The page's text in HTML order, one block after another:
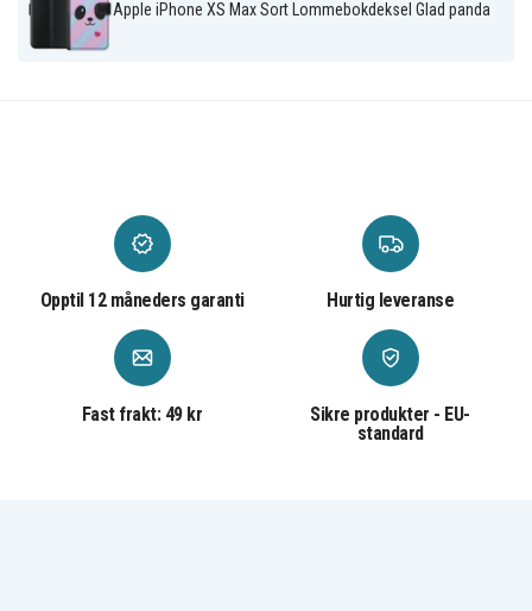
Materiale Kunstlær
Apple iPhone XS Max Sort Lommebokdeksel Glad panda
Opptil 12 måneders garanti Hurtig leveranse
Fast frakt: 49 kr
Sikre produkter - EU-
standard